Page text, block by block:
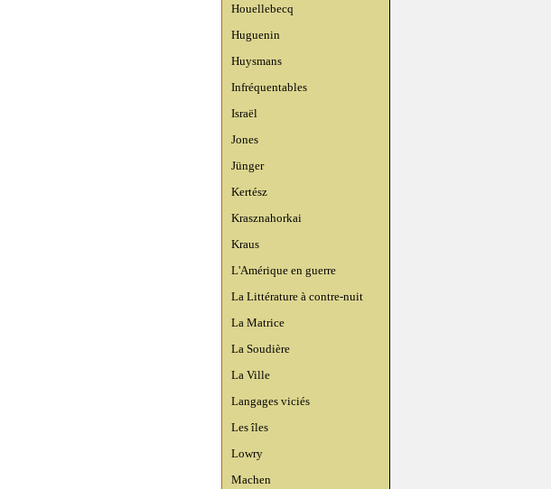
Houellebecq
Huguenin
Huysmans
Infréquentables
Israël
Jones
Jünger
Kertész
Krasznahorkai
Kraus
L'Amérique en guerre
La Littérature à contre-nuit
La Matrice
La Soudière
La Ville
Langages viciés
Les îles
Lowry
Machen